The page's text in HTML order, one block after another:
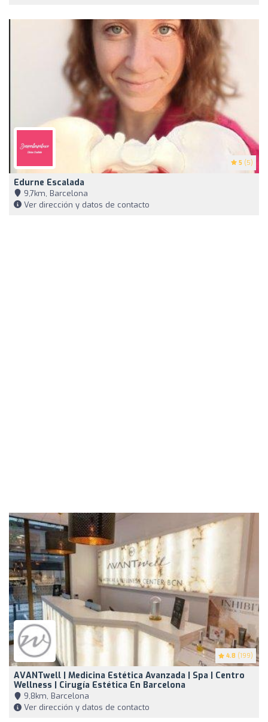
5 (5)
Edurne Escalada
9,7km, Barcelona
Ver dirección y datos de contacto
4.8 (199)
AVANTwell | Medicina Estética Avanzada | Spa | Centro
Wellness | Cirugía Estética En Barcelona
9,8km, Barcelona
Ver dirección y datos de contacto